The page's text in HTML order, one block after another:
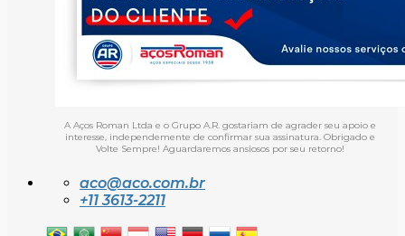
A Aços Roman Ltda e o Grupo A.R. gostariam de agrader seu apoio e
interesse, independemente de confirmar sua assinatura. Obrigado e
Volte Sempre! Aguardaremos ansiosos por seu retorno!
aco@aco.com.br
+11 3613-2211